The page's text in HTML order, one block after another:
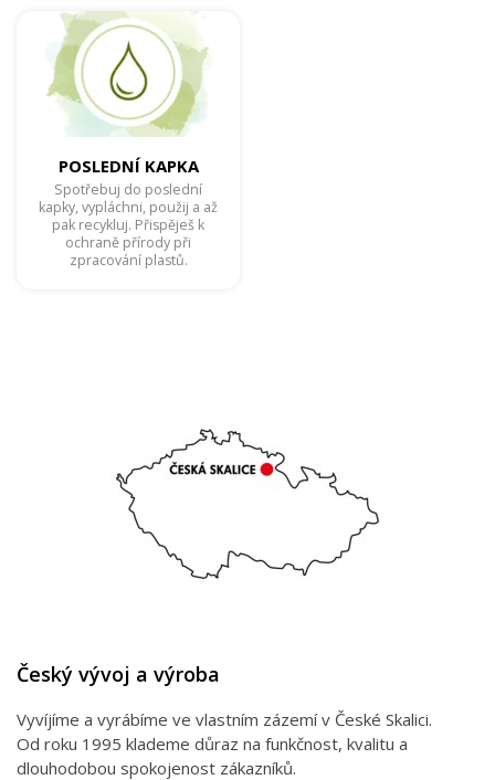
POSLEDNÍ KAPKA
Spotřebuj do poslední
kapky, vypláchni, použij a až
pak recykluj. Přispěješ k
ochraně přírody při
zpracování plastů.
Český vývoj a výroba
Vyvíjíme a vyrábíme ve vlastním zázemí v České Skalici.
Od roku 1995 klademe důraz na funkčnost, kvalitu a
dlouhodobou spokojenost zákazníků.